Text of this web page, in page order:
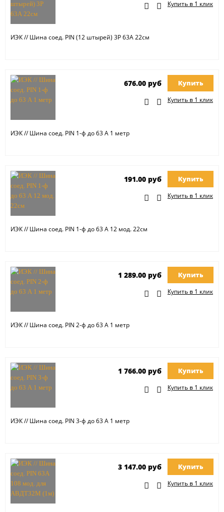
ИЭК // Шина соед. PIN (12 штырей) 3Р 63А 22см
Купить в 1 клик
ИЭК // Шина соед. PIN 1-ф до 63 А 1 метр
676.00 руб Купить
Купить в 1 клик
ИЭК // Шина соед. PIN 1-ф до 63 А 12 мод. 22см
191.00 руб Купить
Купить в 1 клик
ИЭК // Шина соед. PIN 2-ф до 63 А 1 метр
1 289.00 руб Купить
Купить в 1 клик
ИЭК // Шина соед. PIN 3-ф до 63 А 1 метр
1 766.00 руб Купить
Купить в 1 клик
3 147.00 руб Купить
Купить в 1 клик